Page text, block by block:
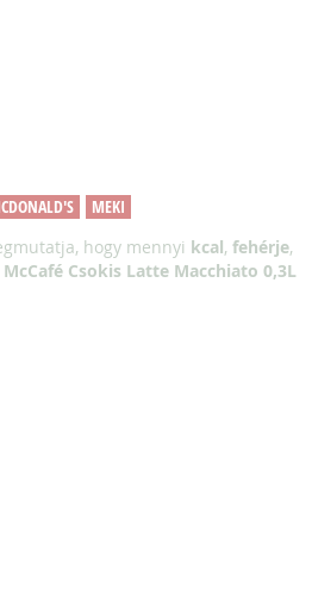
MEKI
hogy mennyi kcal, fehérje,
McCafé Csokis Latte Macchiato 0,3L